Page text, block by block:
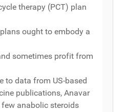
therapy (PCT) plan
ought to embody a
sometimes profit from
to data from US-based
publications, Anavar
anabolic steroids